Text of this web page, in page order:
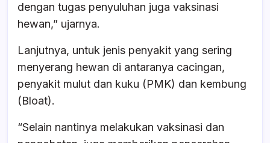
dengan tugas penyuluhan juga vaksinasi
hewan,” ujarnya.
Lanjutnya, untuk jenis penyakit yang sering
menyerang hewan di antaranya cacingan,
penyakit mulut dan kuku (PMK) dan kembung
(Bloat).
“Selain nantinya melakukan vaksinasi dan